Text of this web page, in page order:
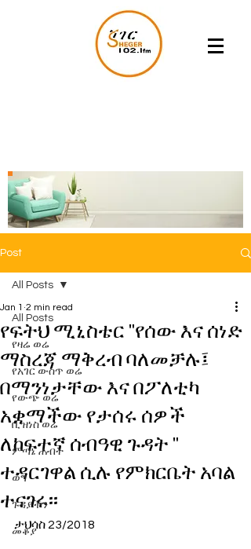
Post
All Posts
የዛሬ ወሬ
የአገር ውስጥ ወሬ
የውጭ ወሬ
ቢዝነስ ወሬ
ምጣኔ ሐብት
ወግ
ጉዳያችን
መቆያ
All Posts
የፍትህ ሚኒስቴር "የሰው እና ሰነድ
ማስረጃ ማቅረብ ባለመቻሉ፤
በማንነታቸው እና በፖለቲካ
አቋማችው የታሰሩ ሰዎች
ለከፍተኛ ሰብዓዊ ጉዳት "
ተዳርገዋል ሲሉ የምክርቤት አባል
ተናገሩ፡፡
Jan 1 2 min read
ታህሳስ 23/2018